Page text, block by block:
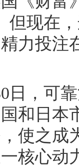
但现在
力投注
，可靠
和日本
使之成
核心动